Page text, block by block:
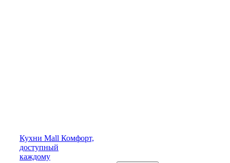
Кухни Mall Комфорт,
доступный
каждому